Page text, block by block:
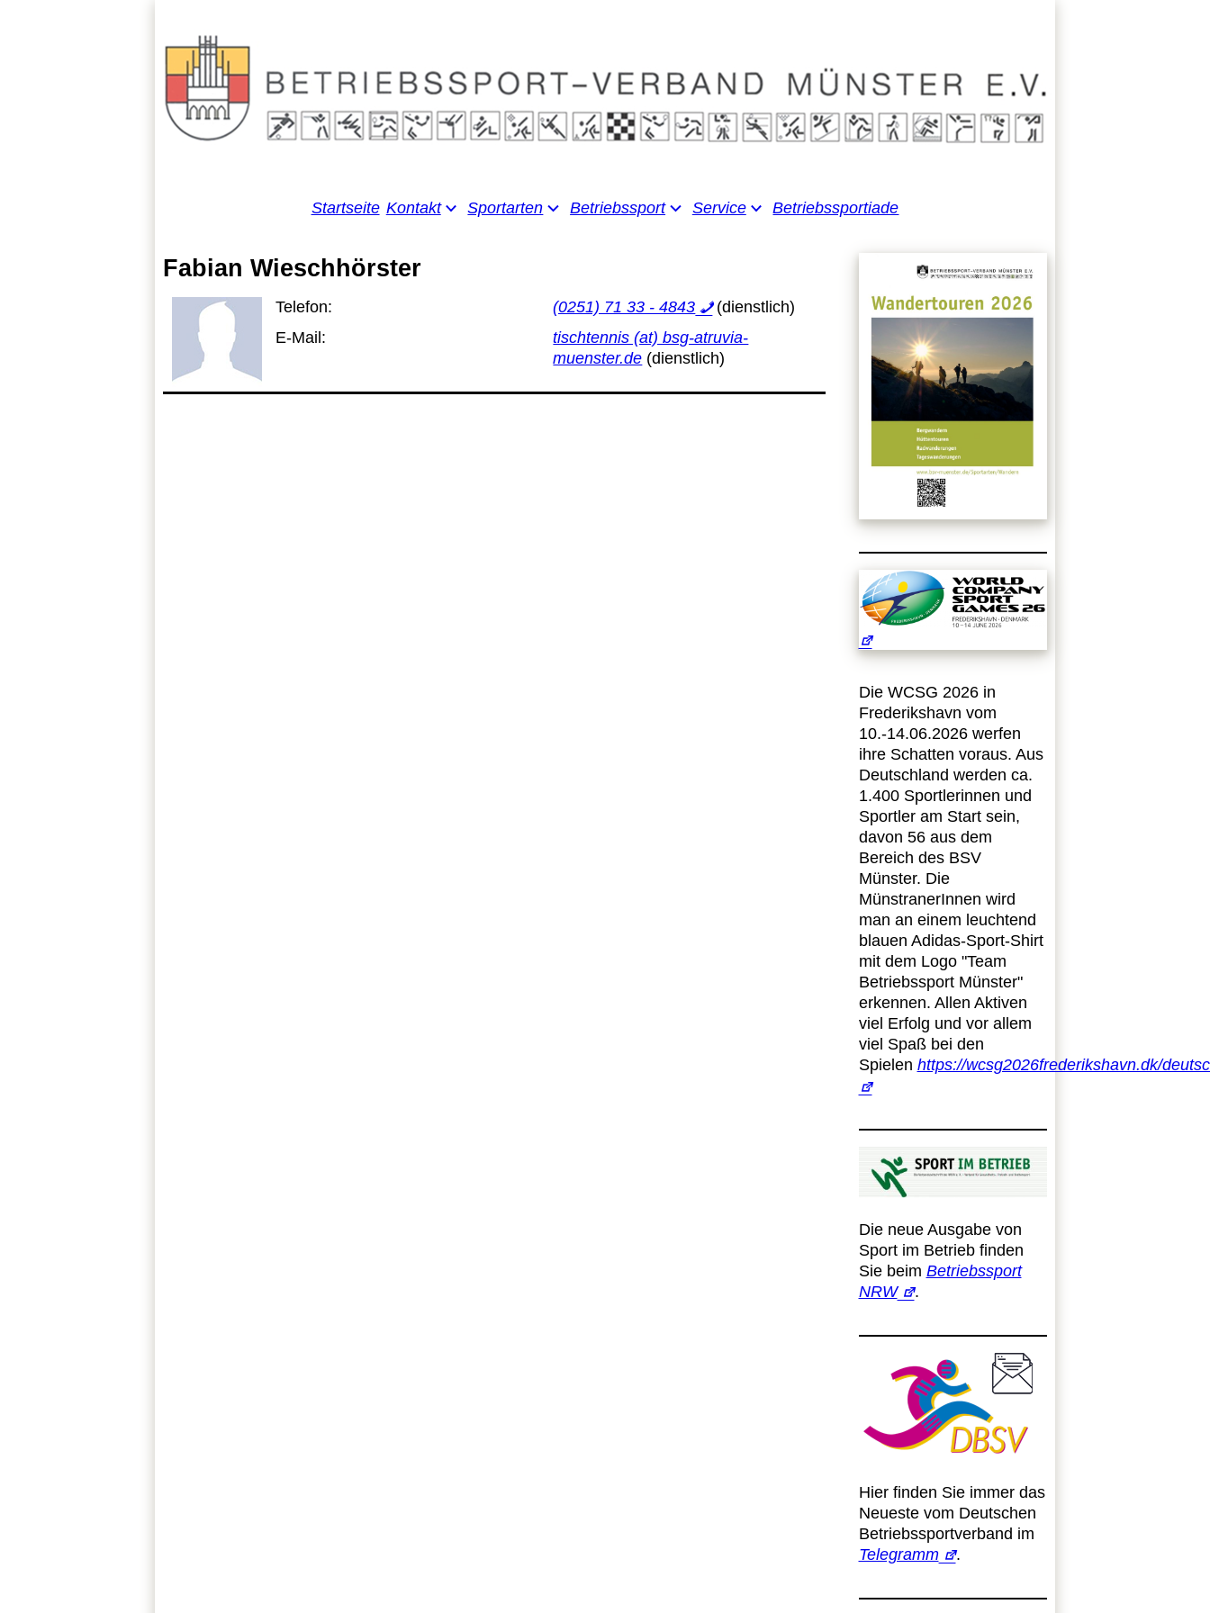
Startseite Kontakt Sportarten Betriebssport Service Betriebssportiade
Fabian Wieschhörster
Telefon:
(0251) 71 33 - 4843
E-Mail:
tischtennis (at) bsg-atruvia-
muenster.de
Die WCSG 2026 in
Frederikshavn vom
10.-14.06.2026 werfen
ihre Schatten voraus. Aus
Deutschland werden ca.
1.400 Sportlerinnen und
Sportler am Start sein,
davon 56 aus dem
Bereich des BSV
Münster. Die
MünstranerInnen wird
man an einem leuchtend
blauen Adidas-Sport-Shirt
mit dem Logo "Team
Betriebssport Münster"
erkennen. Allen Aktiven
viel Erfolg und vor allem
viel Spaß bei den
Spielen https://wcsg2026frederikshavn.dk/
Die neue Ausgabe von
Sport im Betrieb finden
Sie beim Betriebssport
NRW
.
Hier finden Sie immer das
Neueste vom Deutschen
Betriebssportverband im
Telegramm
.